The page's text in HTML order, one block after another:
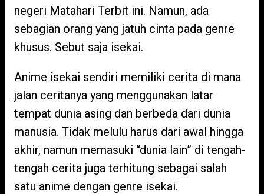
negeri Matahari Terbit ini. Namun, ada
sebagian orang yang jatuh cinta pada genre
khusus. Sebut saja isekai.
Anime isekai sendiri memiliki cerita di mana
jalan ceritanya yang menggunakan latar
tempat dunia asing dan berbeda dari dunia
manusia. Tidak melulu harus dari awal hingga
akhir, namun memasuki “dunia lain” di tengah-
tengah cerita juga terhitung sebagai salah
satu anime dengan genre isekai.